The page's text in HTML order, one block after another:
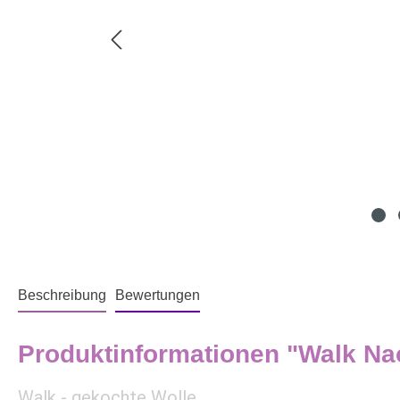
Beschreibung Bewertungen
Produktinformationen "Walk